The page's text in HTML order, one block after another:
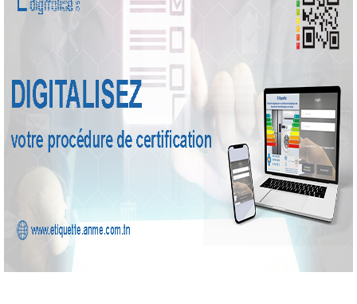
DESK
                        Comment je peux vous aider ?
Posez-moi des questions